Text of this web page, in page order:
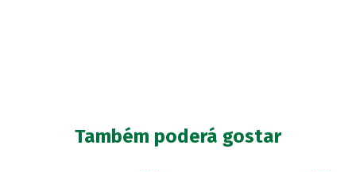
Também poderá gostar